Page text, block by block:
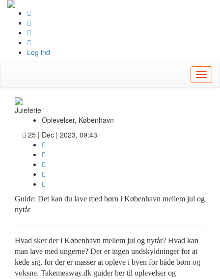
Log ind
Juleferie
Oplevelser, København
25 | Dec | 2023, 09:43
Guide: Det kan du lave med børn i København mellem jul og
nytår
Hvad sker der i København mellem jul og nytår? Hvad kan
man lave med ungerne? Der er ingen undskyldninger for at
kede sig, for der er masser at opleve i byen for både børn og
voksne. Takemeaway.dk guider her til oplevelser og
https://imgur.com/IHBfZNi